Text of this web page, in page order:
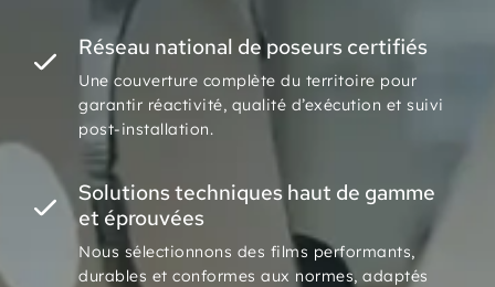
Réseau national de poseurs certifiés
Une couverture complète du territoire pour
garantir réactivité, qualité d’exécution et suivi
post-installation.
Solutions techniques haut de gamme
et éprouvées
Nous sélectionnons des films performants,
durables et conformes aux normes, adaptés